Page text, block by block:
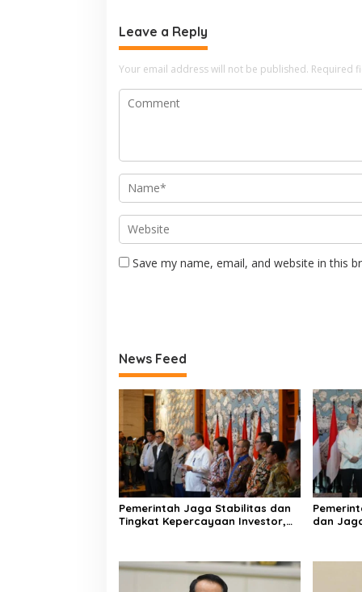
Leave a Reply
Your email address will not be published. Required
Save my name, email, and website in this
News Feed
Pemerintah Jaga Stabilitas dan
Tingkat Kepercayaan Investor,
dan